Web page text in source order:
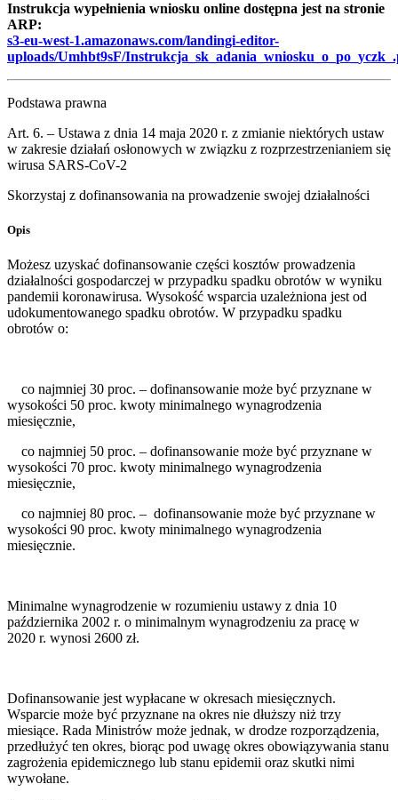
Instrukcja wypełnienia wniosku online dostępna jest na stronie
ARP:
s3-eu-west-1.amazonaws.com/landingi-editor-
uploads/Umhbt9sF/
Podstawa prawna
Art. 6. – Ustawa z dnia 14 maja 2020 r. z zmianie niektórych ustaw
w zakresie działań osłonowych w związku z rozprzestrzenianiem się
wirusa SARS-CoV-2
Skorzystaj z dofinansowania na prowadzenie swojej działalności
Opis
Możesz uzyskać dofinansowanie części kosztów prowadzenia
działalności gospodarczej w przypadku spadku obrotów w wyniku
pandemii koronawirusa. Wysokość wsparcia uzależniona jest od
udokumentowanego spadku obrotów. W przypadku spadku
obrotów o:
co najmniej 30 proc. – dofinansowanie może być przyznane w
wysokości 50 proc. kwoty minimalnego wynagrodzenia
miesięcznie,
co najmniej 50 proc. – dofinansowanie może być przyznane w
wysokości 70 proc. kwoty minimalnego wynagrodzenia
miesięcznie,
co najmniej 80 proc. – dofinansowanie może być przyznane w
wysokości 90 proc. kwoty minimalnego wynagrodzenia
miesięcznie.
Minimalne wynagrodzenie w rozumieniu ustawy z dnia 10
października 2002 r. o minimalnym wynagrodzeniu za pracę w
2020 r. wynosi 2600 zł.
Dofinansowanie jest wypłacane w okresach miesięcznych.
Wsparcie może być przyznane na okres nie dłuższy niż trzy
miesiące. Rada Ministrów może jednak, w drodze rozporządzenia,
przedłużyć ten okres, biorąc pod uwagę okres obowiązywania stanu
zagrożenia epidemicznego lub stanu epidemii oraz skutki nimi
wywołane.